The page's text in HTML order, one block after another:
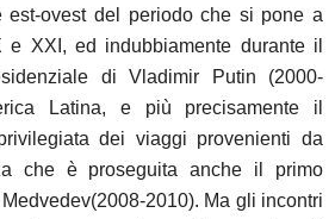
est-ovest del periodo che si pone a
XXI, ed indubbiamente durante il
di Vladimir Putin (2000-
Latina, e più precisamente il
dei viaggi provenienti da
che è proseguita anche il primo
2010). Ma gli incontri